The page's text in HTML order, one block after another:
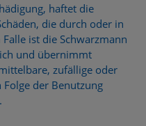
haftet die
die durch oder in
ist die Schwarzmann
und übernimmt
zufällige oder
der Benutzung